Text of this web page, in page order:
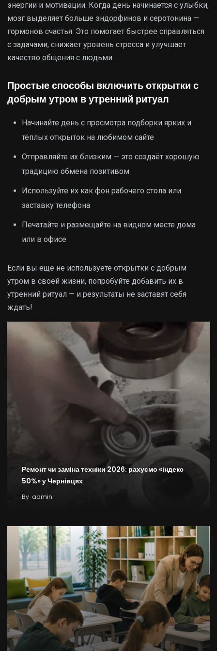
энергии и мотивации. Когда день начинается с улыбки,
мозг выделяет больше эндорфинов и серотонина —
гормонов счастья. Это помогает быстрее справляться
с задачами, снижает уровень стресса и улучшает
качество общения с людьми.
Простые способы включить открытки с
добрым утром в утренний ритуал
Начинайте день с просмотра подборки ярких и
тёплых открыток на любимом сайте
Отправляйте их близким — это создаёт хорошую
традицию обмена позитивом
Используйте их как фон рабочего стола или
заставку телефона
Печатайте и размещайте на видном месте дома
или в офисе
Если вы ещё не используете открытки с добрым
утром в своей жизни, попробуйте добавить их в
утренний ритуал — и результаты не заставят себя
ждать!
Ремонт чи заміна техніки 2026: рахуємо «індекс
50%» у Чернівцях
By admin